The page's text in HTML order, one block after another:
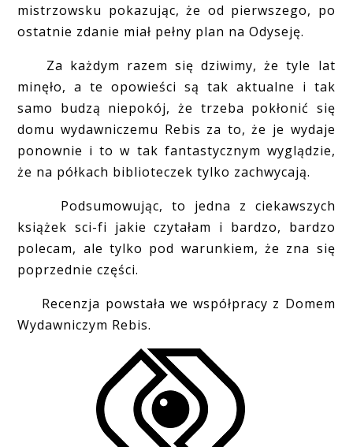
mistrzowsku pokazując, że od pierwszego, po
ostatnie zdanie miał pełny plan na Odyseję.
Za każdym razem się dziwimy, że tyle lat
minęło, a te opowieści są tak aktualne i tak
samo budzą niepokój, że trzeba pokłonić się
domu wydawniczemu Rebis za to, że je wydaje
ponownie i to w tak fantastycznym wyglądzie,
że na półkach biblioteczek tylko zachwycają.
Podsumowując, to jedna z ciekawszych
książek sci-fi jakie czytałam i bardzo, bardzo
polecam, ale tylko pod warunkiem, że zna się
poprzednie części.
Recenzja powstała we współpracy z Domem
Wydawniczym Rebis.